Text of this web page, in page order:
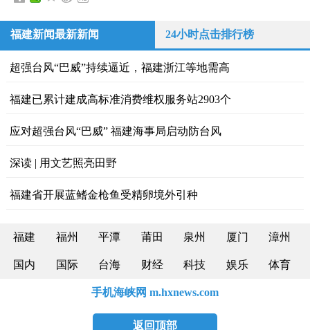
福建新闻最新新闻 24小时点击排行榜
超强台风“巴威”持续逼近，福建浙江等地需高
福建已累计建成高标准消费维权服务站2903个
应对超强台风“巴威” 福建海事局启动防台风
深读 | 用文艺照亮田野
福建省开展蓝鳍金枪鱼受精卵境外引种
福建 福州 平潭 莆田 泉州 厦门 漳州
国内 国际 台海 财经 科技 娱乐 体育
手机海峡网 m.hxnews.com
返回顶部